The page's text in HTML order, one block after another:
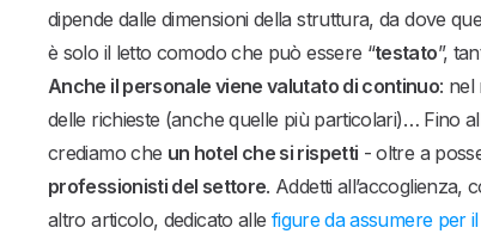
dipende dalle dimensioni della struttura, da dove
è solo il letto comodo che può essere “testato”,
Anche il personale viene valutato di continuo: nel
delle richieste (anche quelle più particolari)… Fino
crediamo che un hotel che si rispetti - oltre a
professionisti del settore. Addetti all’accoglienza,
altro articolo, dedicato alle figure da assumere per